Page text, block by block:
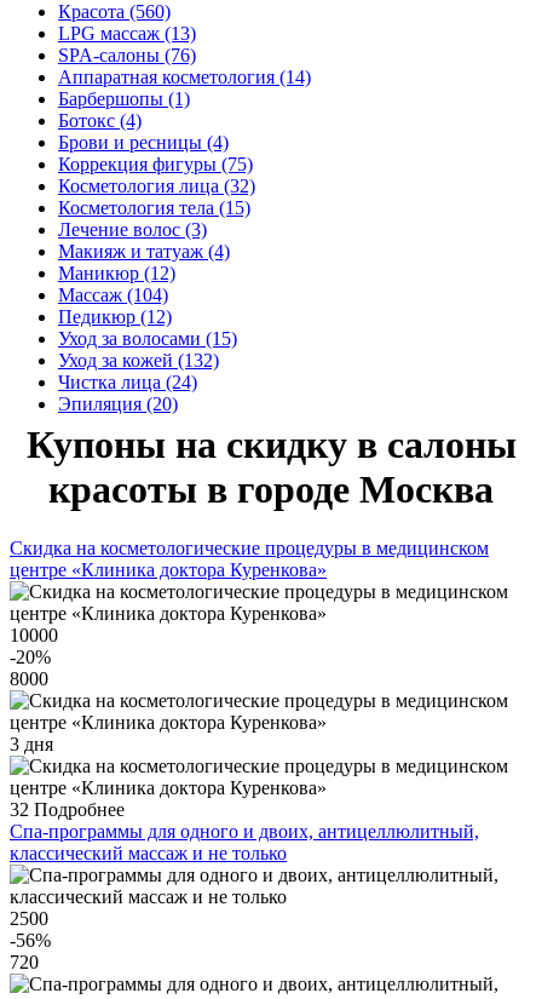
Красота (560)
LPG массаж (13)
SPA-салоны (76)
Аппаратная косметология (14)
Барбершопы (1)
Ботокс (4)
Брови и ресницы (4)
Коррекция фигуры (75)
Косметология лица (32)
Косметология тела (15)
Лечение волос (3)
Макияж и татуаж (4)
Маникюр (12)
Массаж (104)
Педикюр (12)
Уход за волосами (15)
Уход за кожей (132)
Чистка лица (24)
Эпиляция (20)
Купоны на скидку в салоны
красоты в городе Москва
Скидка на косметологические процедуры в медицинском
центре «Клиника доктора Куренкова»
10000
-20%
8000
3 дня
32 Подробнее
Спа-программы для одного и двоих, антицеллюлитный,
классический массаж и не только
2500
-56%
720